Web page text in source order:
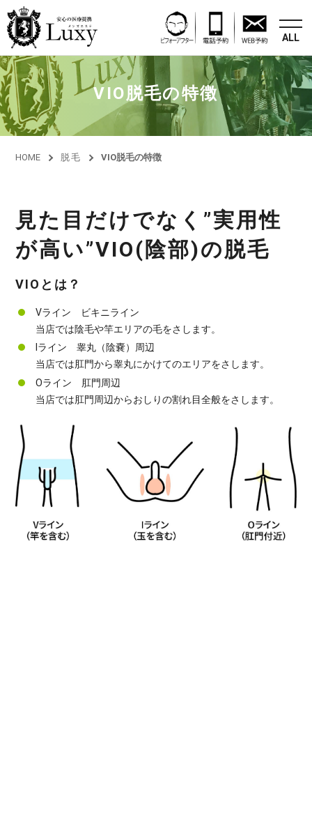
VIO脱毛の特徴
HOME 脱毛 VIO脱毛の特徴
見た目だけでなく”実用性
が高い”VIO(陰部)の脱毛
VIOとは？
Vライン ビキニライン
当店では陰毛や竿エリアの毛をさします。
Iライン 睾丸（陰嚢）周辺
当店では肛門から睾丸にかけてのエリアをさします。
Oライン 肛門周辺
当店では肛門周辺からおしりの割れ目全般をさします。
ALL